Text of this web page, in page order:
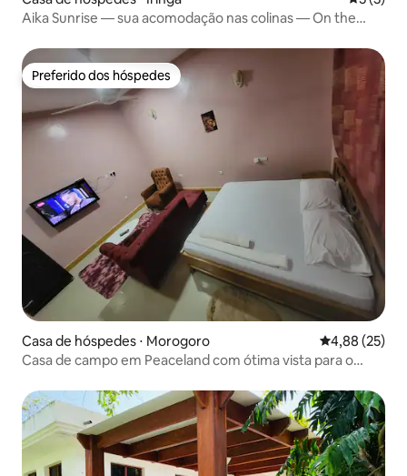
Aika Sunrise — sua acomodação nas colinas — On the
Preferido dos hóspedes
Preferido dos hóspedes
Casa de hóspedes ⋅ Morogoro 4,88 de uma
4,88 (25)
Casa de campo em Peaceland com ótima vista para o